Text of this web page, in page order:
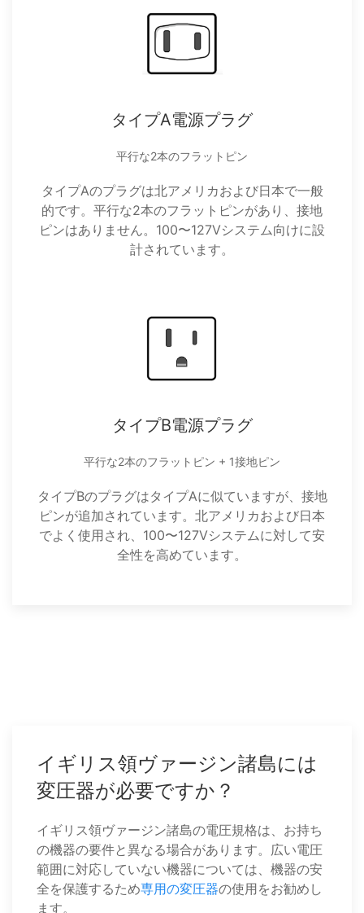
タイプA電源プラグ
平行な2本のフラットピン
タイプAのプラグは北アメリカおよび日本で一般
的です。平行な2本のフラットピンがあり、接地
ピンはありません。100〜127Vシステム向けに設
計されています。
タイプB電源プラグ
平行な2本のフラットピン + 1接地ピン
タイプBのプラグはタイプAに似ていますが、接地
ピンが追加されています。北アメリカおよび日本
でよく使用され、100〜127Vシステムに対して安
全性を高めています。
イギリス領ヴァージン諸島には
変圧器が必要ですか？
イギリス領ヴァージン諸島の電圧規格は、お持ち
の機器の要件と異なる場合があります。広い電圧
範囲に対応していない機器については、機器の安
全を保護するため専用の変圧器の使用をお勧めし
ます。